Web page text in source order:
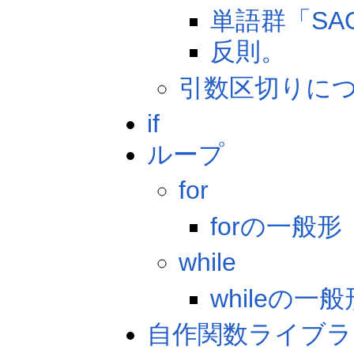
単語群「
反則。
引数区切りに
if
ループ
for
forの一般形
while
whileの一般
自作関数ライブ